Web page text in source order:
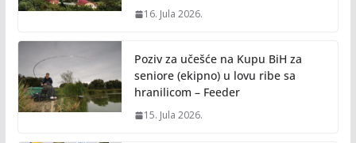
16. Jula 2026.
Poziv za učešće na Kupu BiH za
seniore (ekipno) u lovu ribe sa
hranilicom – Feeder
15. Jula 2026.